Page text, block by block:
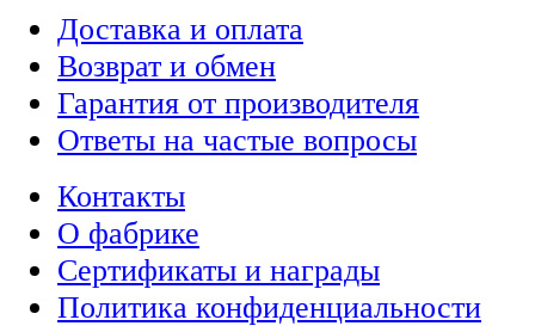
Доставка и оплата
Возврат и обмен
Гарантия от производителя
Ответы на частые вопросы
Контакты
О фабрике
Сертификаты и награды
Политика конфиденциальности